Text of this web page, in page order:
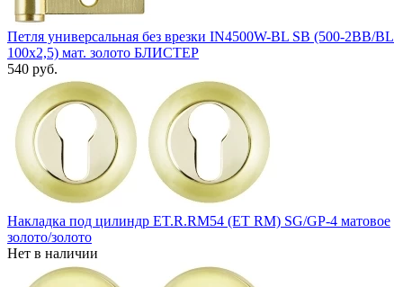
Петля универсальная без врезки IN4500W-BL SB (500-2BB/BL
100x2,5) мат. золото БЛИСТЕР
540 руб.
Накладка под цилиндр ET.R.RM54 (ET RM) SG/GP-4 матовое
золото/золото
Нет в наличии